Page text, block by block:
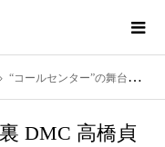
“コールセンター”の舞台裏 DMC 高橋貞光さんが明かす オペレーターが慕われる理由
DMC 高橋貞